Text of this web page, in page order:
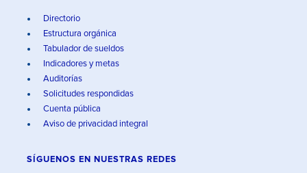
Directorio
Estructura orgánica
Tabulador de sueldos
Indicadores y metas
Auditorías
Solicitudes respondidas
Cuenta pública
Aviso de privacidad integral
SÍGUENOS EN NUESTRAS REDES